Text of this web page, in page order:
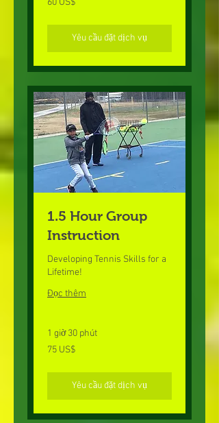
đô
60 US$
Yêu cầu đặt dịch vụ
1.5 Hour Group
Instruction
Developing Tennis Skills for a
Lifetime!
Đọc thêm
1 giờ 30 phút
75
đô
75 US$
Yêu cầu đặt dịch vụ